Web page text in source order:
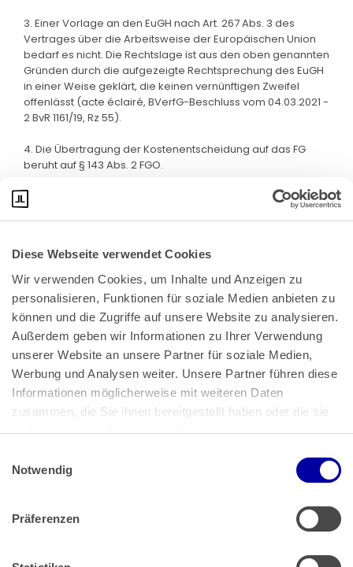
Diese Webseite verwendet Cookies
Wir verwenden Cookies, um Inhalte und Anzeigen zu
personalisieren, Funktionen für soziale Medien anbieten zu
können und die Zugriffe auf unsere Website zu analysieren.
Außerdem geben wir Informationen zu Ihrer Verwendung
unserer Website an unsere Partner für soziale Medien,
Werbung und Analysen weiter. Unsere Partner führen diese
Informationen möglicherweise mit weiteren Daten
zusammen, die Sie ihnen bereitgestellt haben oder die sie
im Rahmen Ihrer Nutzung der Dienste gesammelt haben.
Impressum
Notwendig
Präferenzen
3. Einer Vorlage an den EuGH nach Art. 267 Abs. 3 des
Vertrages über die Arbeitsweise der Europäischen Union
bedarf es nicht. Die Rechtslage ist aus den oben genannten
Gründen durch die aufgezeigte Rechtsprechung des EuGH
in einer Weise geklärt, die keinen vernünftigen Zweifel
offenlässt (acte éclairé, BVerfG-Beschluss vom 04.03.2021 -
2 BvR 1161/19, Rz 55).
4. Die Übertragung der Kostenentscheidung auf das FG
beruht auf § 143 Abs. 2 FGO.
Bundeskanzlerplatz 2
53113 Bonn
Pressemitteilungen|AGB
Impressum|Datenschutz